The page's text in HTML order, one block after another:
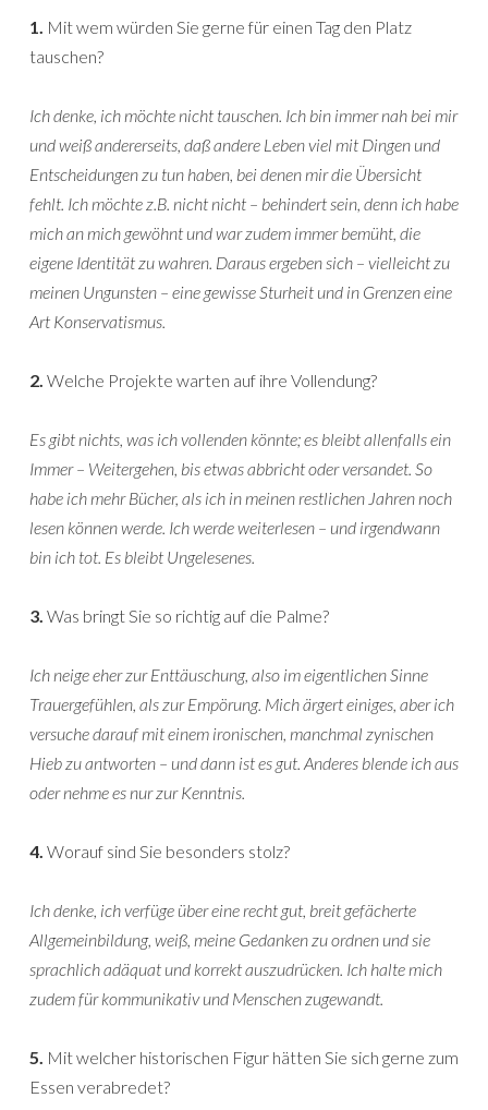
1. Mit wem würden Sie gerne für einen Tag den Platz
tauschen?
Ich denke, ich möchte nicht tauschen. Ich bin immer nah bei mir
und weiß andererseits, daß andere Leben viel mit Dingen und
Entscheidungen zu tun haben, bei denen mir die Übersicht
fehlt. Ich möchte z.B. nicht nicht – behindert sein, denn ich habe
mich an mich gewöhnt und war zudem immer bemüht, die
eigene Identität zu wahren. Daraus ergeben sich – vielleicht zu
meinen Ungunsten – eine gewisse Sturheit und in Grenzen eine
Art Konservatismus.
2. Welche Projekte warten auf ihre Vollendung?
Es gibt nichts, was ich vollenden könnte; es bleibt allenfalls ein
Immer – Weitergehen, bis etwas abbricht oder versandet. So
habe ich mehr Bücher, als ich in meinen restlichen Jahren noch
lesen können werde. Ich werde weiterlesen – und irgendwann
bin ich tot. Es bleibt Ungelesenes.
3. Was bringt Sie so richtig auf die Palme?
Ich neige eher zur Enttäuschung, also im eigentlichen Sinne
Trauergefühlen, als zur Empörung. Mich ärgert einiges, aber ich
versuche darauf mit einem ironischen, manchmal zynischen
Hieb zu antworten – und dann ist es gut. Anderes blende ich aus
oder nehme es nur zur Kenntnis.
4. Worauf sind Sie besonders stolz?
Ich denke, ich verfüge über eine recht gut, breit gefächerte
Allgemeinbildung, weiß, meine Gedanken zu ordnen und sie
sprachlich adäquat und korrekt auszudrücken. Ich halte mich
zudem für kommunikativ und Menschen zugewandt.
5. Mit welcher historischen Figur hätten Sie sich gerne zum
Essen verabredet?